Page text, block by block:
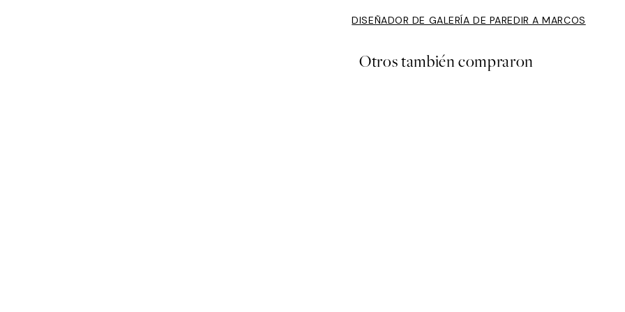
DISEÑADOR DE GALERÍA DE PAREDIR A MARCOS
Otros también compraron